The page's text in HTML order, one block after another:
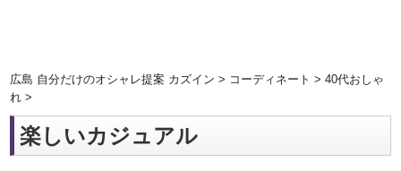
広島 自分だけのオシャレ提案 カズイン > コーディネート >40代おしゃ
れ >
楽しいカジュアル